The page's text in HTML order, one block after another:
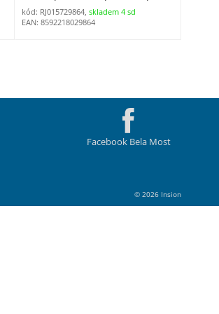
kód: RJ015729864,skladem 4 sd
EAN: 8592218029864
Facebook Bela Most
© 2026 Insion